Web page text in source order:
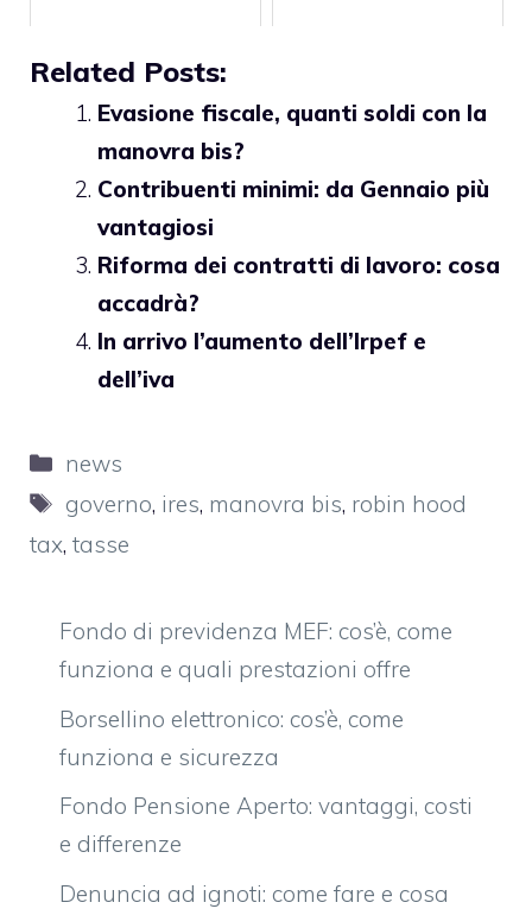
Related Posts:
Evasione fiscale, quanti soldi con la
manovra bis?
Contribuenti minimi: da Gennaio più
vantagiosi
Riforma dei contratti di lavoro: cosa
accadrà?
In arrivo l’aumento dell’Irpef e
dell’iva
Categorie
news
Tag
governo, ires, manovra bis, robin hood
tax, tasse
Fondo di previdenza MEF: cos’è, come
funziona e quali prestazioni offre
Borsellino elettronico: cos’è, come
funziona e sicurezza
Fondo Pensione Aperto: vantaggi, costi
e differenze
Denuncia ad ignoti: come fare e cosa